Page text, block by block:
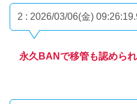
2 : 2026/03/06(金)
永久BANで移管も認めら